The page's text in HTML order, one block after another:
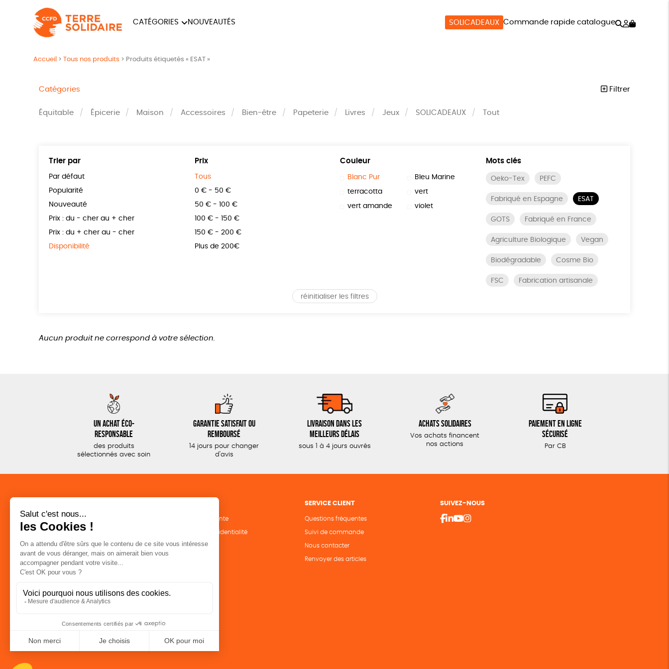
CATÉGORIES NOUVEAUTÉS SOLICADEAUX Commande rapide catalogue Rechercher
Mon
Accueil >Tous nos produits > Produits étiquetés « ESAT »
Catégories Filtrer
Équitable Épicerie Maison Accessoires Bien-être Papeterie Livres Jeux SOLICADEAUX Tout
Trier par
Par défaut
Popularité
Nouveauté
Prix : du - cher au + cher
Prix : du + cher au - cher
Disponibilité
Prix
Tous
0 € - 50 €
50 € - 100 €
100 € - 150 €
150 € - 200 €
Plus de 200€
Couleur
Blanc Pur Bleu Marine
terracotta vert
vert amande violet
Mots clés
Oeko-Tex PEFC
Fabriqué en Espagne ESAT
GOTS Fabriqué en France
Agriculture Biologique Vegan
Biodégradable Cosme Bio
FSC Fabrication artisanale
réinitialiser les filtres
Aucun produit ne correspond à votre sélection.
Un achat éco-
responsable
des produits
sélectionnés avec soin
Garantie satisfait ou
remboursé
14 jours pour changer
d'avis
Livraison dans les
meilleurs délais
sous 1 à 4 jours ouvrés
Achats solidaires
Vos achats financent
nos actions
Paiement en ligne
sécurisé
Par CB
Epicerie
Maison
Bien-être
Livres
Solicadeaux
Conditions de vente
Politique de confidentialité
Mentions légales
SERVICE CLIENT
Questions fréquentes
Suivi de commande
Nous contacter
Renvoyer des articles
SUIVEZ-NOUS